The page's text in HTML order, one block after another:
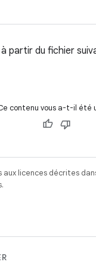
partir du fichier
contenu vous a-t-il été
licences décrites